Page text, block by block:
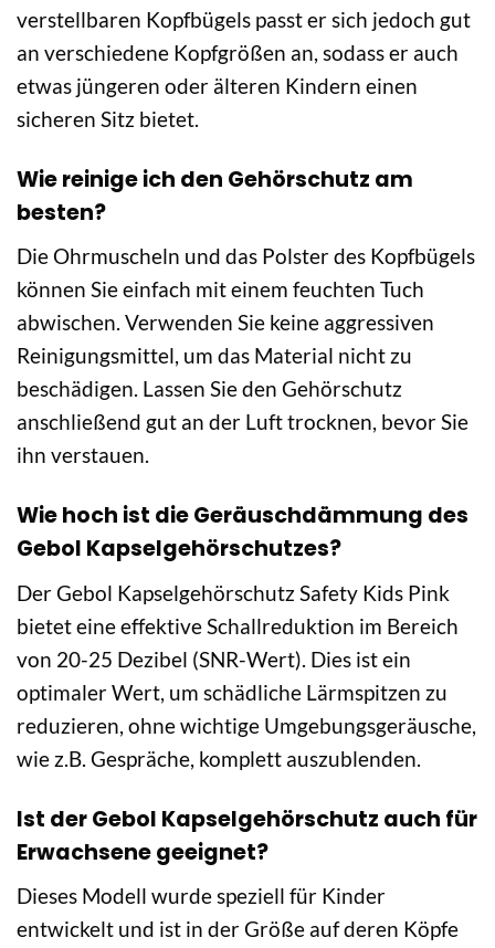
verstellbaren Kopfbügels passt er sich jedoch gut
an verschiedene Kopfgrößen an, sodass er auch
etwas jüngeren oder älteren Kindern einen
sicheren Sitz bietet.
Wie reinige ich den Gehörschutz am
besten?
Die Ohrmuscheln und das Polster des Kopfbügels
können Sie einfach mit einem feuchten Tuch
abwischen. Verwenden Sie keine aggressiven
Reinigungsmittel, um das Material nicht zu
beschädigen. Lassen Sie den Gehörschutz
anschließend gut an der Luft trocknen, bevor Sie
ihn verstauen.
Wie hoch ist die Geräuschdämmung des
Gebol Kapselgehörschutzes?
Der Gebol Kapselgehörschutz Safety Kids Pink
bietet eine effektive Schallreduktion im Bereich
von 20-25 Dezibel (SNR-Wert). Dies ist ein
optimaler Wert, um schädliche Lärmspitzen zu
reduzieren, ohne wichtige Umgebungsgeräusche,
wie z.B. Gespräche, komplett auszublenden.
Ist der Gebol Kapselgehörschutz auch für
Erwachsene geeignet?
Dieses Modell wurde speziell für Kinder
entwickelt und ist in der Größe auf deren Köpfe